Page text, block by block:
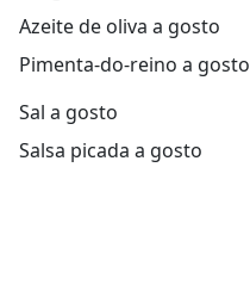
Azeite de oliva a gosto
Pimenta-do-reino a gosto
Sal a gosto
Salsa picada a gosto